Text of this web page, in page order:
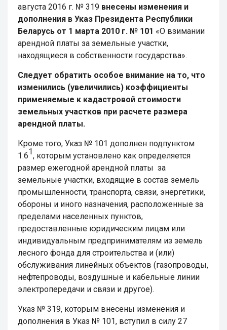
августа 2016 г. № 319 внесены изменения и
дополнения в Указ Президента Республики
Беларусь от 1 марта 2010 г. № 101 «О взимании
арендной платы за земельные участки,
находящиеся в собственности государства».
Следует обратить особое внимание на то, что
изменились (увеличились) коэффициенты
применяемые к кадастровой стоимости
земельных участков при расчете размера
арендной платы.
Кроме того, Указ № 101 дополнен подпунктом
1.61, которым установлено как определяется
размер ежегодной арендной платы за
земельные участки, входящие в состав земель
промышленности, транспорта, связи, энергетики,
обороны и иного назначения, расположенные за
пределами населенных пунктов,
предоставленные юридическим лицам или
индивидуальным предпринимателям из земель
лесного фонда для строительства и (или)
обслуживания линейных объектов (газопроводы,
нефтепроводы, воздушные и кабельные линии
электропередачи и связи и другое).
Указ № 319, которым внесены изменения и
дополнения в Указ № 101, вступил в силу 27